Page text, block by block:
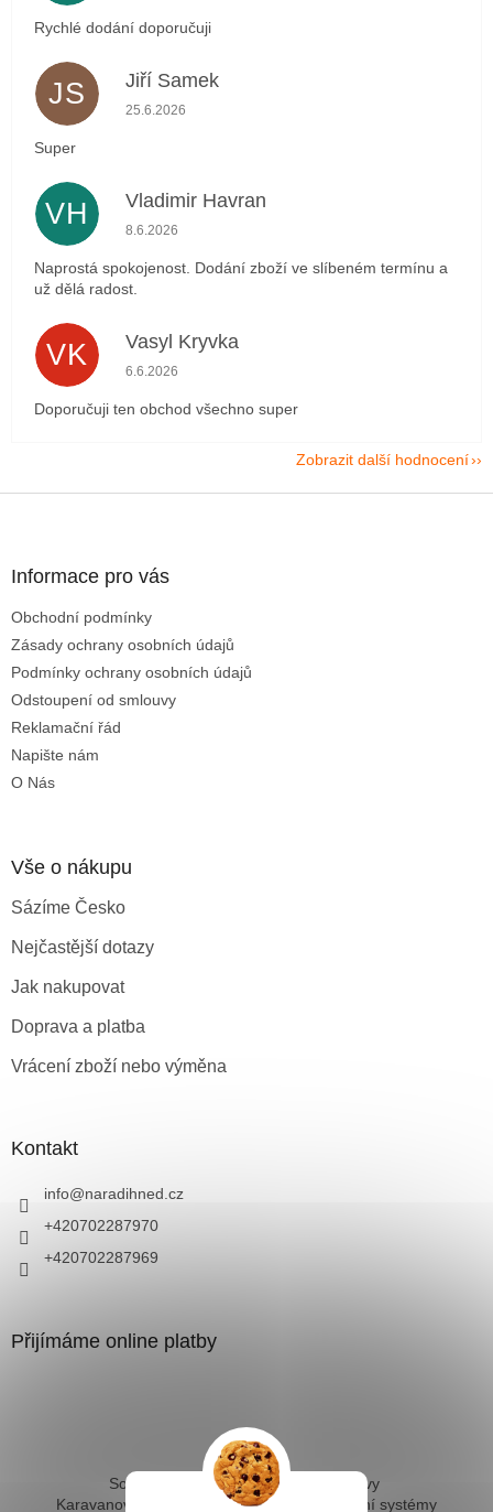
Rychlé dodání doporučuji
JS Jiří Samek
Hodnocení obchodu je 5 z 5 hvězdiček.
25.6.2026
Super
VH Vladimir Havran
Hodnocení obchodu je 5 z 5 hvězdiček.
8.6.2026
Naprostá spokojenost. Dodání zboží ve slíbeném termínu a
už dělá radost.
VK Vasyl Kryvka
Hodnocení obchodu je 5 z 5 hvězdiček.
6.6.2026
Doporučuji ten obchod všechno super
Zobrazit další hodnocení
Informace pro vás
Obchodní podmínky
Zásady ochrany osobních údajů
Podmínky ochrany osobních údajů
Odstoupení od smlouvy
Reklamační řád
Napište nám
O Nás
Vše o nákupu
Sázíme Česko
Nejčastější dotazy
Jak nakupovat
Doprava a platba
Vrácení zboží nebo výměna
Kontakt
info@naradihned.cz
+420702287970
+420702287969
Přijímáme online platby
Solární ohřev vody - kompletní sestavy
Karavanové solární systémy
Ostrovní solární systémy